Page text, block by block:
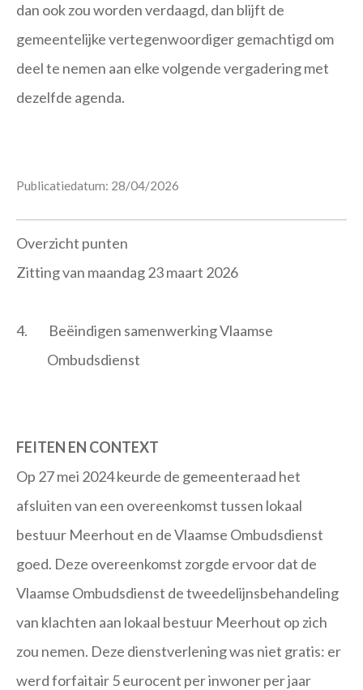
dan ook zou worden verdaagd, dan blijft de
gemeentelijke vertegenwoordiger gemachtigd om
deel te nemen aan elke volgende vergadering met
dezelfde agenda.
Publicatiedatum: 28/04/2026
Overzicht punten
Zitting van maandag 23 maart 2026
4.
Beëindigen samenwerking Vlaamse
Ombudsdienst
FEITEN EN CONTEXT
Op 27 mei 2024 keurde de gemeenteraad het
afsluiten van een overeenkomst tussen lokaal
bestuur Meerhout en de Vlaamse Ombudsdienst
goed. Deze overeenkomst zorgde ervoor dat de
Vlaamse Ombudsdienst de tweedelijnsbehandeling
van klachten aan lokaal bestuur Meerhout op zich
zou nemen. Deze dienstverlening was niet gratis: er
werd forfaitair 5 eurocent per inwoner per jaar